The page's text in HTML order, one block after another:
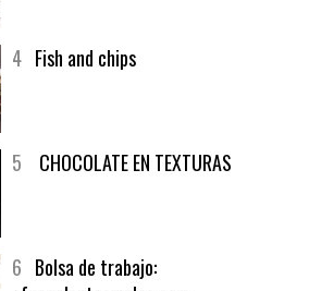
4 Fish and chips
5 CHOCOLATE EN TEXTURAS
6 Bolsa de trabajo: